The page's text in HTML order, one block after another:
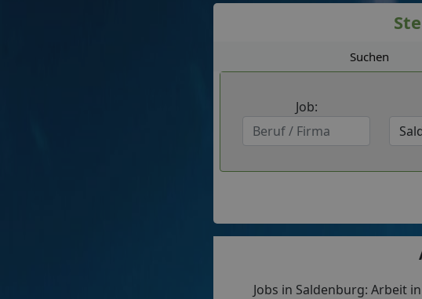
Suchen
Job:
Jobs in Saldenburg: Arbeit